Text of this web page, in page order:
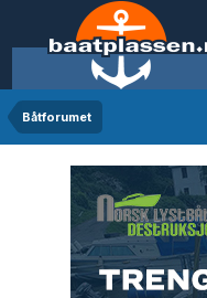
Båtforumet